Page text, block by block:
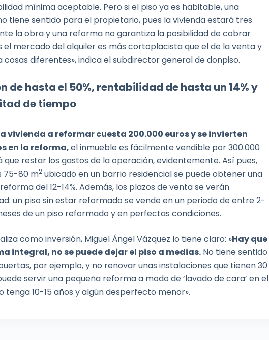
mínima aceptable. Pero si el piso ya es habitable, una
tiene sentido para el propietario, pues la vivienda estará tres
la obra y una reforma no garantiza la posibilidad de cobrar
el mercado del alquiler es más cortoplacista que el de la venta y
cosas diferentes», indica el subdirector general de donpiso.
de hasta el 50%, rentabilidad de hasta un 14% y
de tiempo
vivienda a reformar cuesta 200.000 euros y se invierten
en la reforma,el inmueble es fácilmente vendible por 300.000
que restar los gastos de la operación, evidentemente. Así pues,
75-80 m2 ubicado en un barrio residencial se puede obtener una
del 12-14%. Además, los plazos de venta se verán
un piso sin estar reformado se vende en un periodo de entre 2-
de un piso reformado y en perfectas condiciones.
como inversión, Miguel Ángel Vázquez lo tiene claro: »Hay que
integral, no se puede dejar el piso a medias. No tiene sentido
por ejemplo, y no renovar unas instalaciones que tienen 30
servir una pequeña reforma a modo de ‘lavado de cara’ en el
tenga 10-15 años y algún desperfecto menor».